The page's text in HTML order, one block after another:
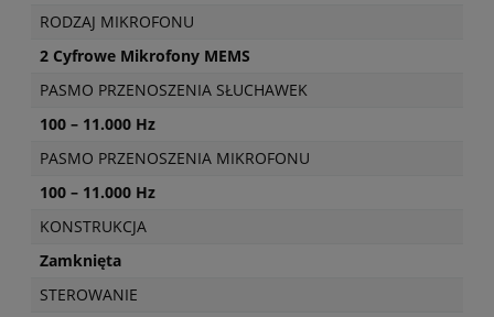
RODZAJ MIKROFONU
2 Cyfrowe Mikrofony MEMS
PASMO PRZENOSZENIA SŁUCHAWEK
100 – 11.000 Hz
PASMO PRZENOSZENIA MIKROFONU
100 – 11.000 Hz
KONSTRUKCJA
Zamknięta
STEROWANIE